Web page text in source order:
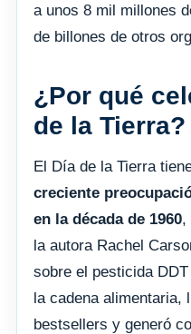
a unos 8 mil millones
de billones de otros
¿Por qué
de la Tierra?
El Día de la Tierra
creciente
en la década de 1960,
la autora Rachel
sobre el pesticida
la cadena alimentaria,
bestsellers y generó